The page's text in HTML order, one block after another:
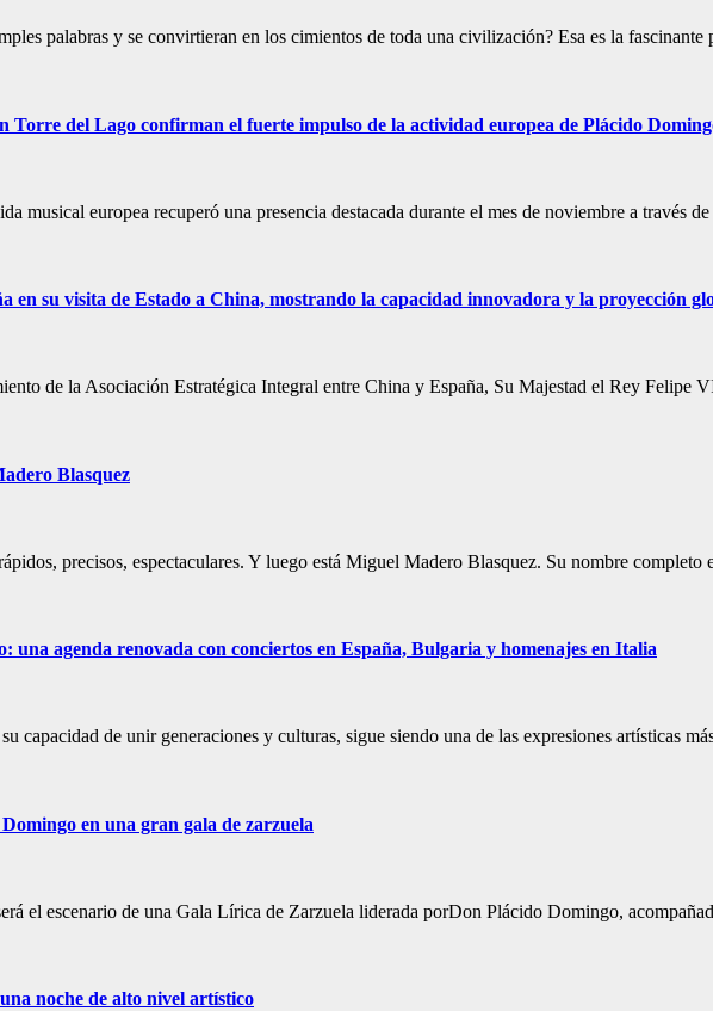
palabras y se convirtieran en los cimientos de toda una civilización? Esa es la
Torre del Lago confirman el fuerte impulso de la actividad europea de Plácido
musical europea recuperó una presencia destacada durante el mes de noviembre a través
en su visita de Estado a China, mostrando la capacidad innovadora y la proyección
de la Asociación Estratégica Integral entre China y España, Su Majestad el Rey Felipe
Blasquez
precisos, espectaculares. Y luego está Miguel Madero Blasquez. Su nombre
una agenda renovada con conciertos en España, Bulgaria y homenajes en Italia
capacidad de unir generaciones y culturas, sigue siendo una de las expresiones artísticas
en una gran gala de zarzuela
el escenario de una Gala Lírica de Zarzuela liderada porDon Plácido Domingo,
noche de alto nivel artístico